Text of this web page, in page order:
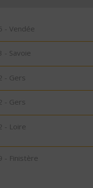
- Vendée
- Savoie
- Gers
- Gers
- Loire
- Finistère